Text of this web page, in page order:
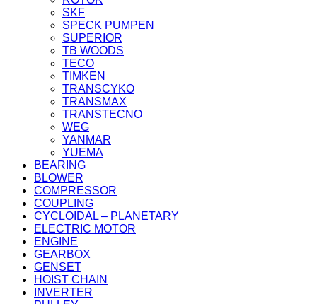
SKF
SPECK PUMPEN
SUPERIOR
TB WOODS
TECO
TIMKEN
TRANSCYKO
TRANSMAX
TRANSTECNO
WEG
YANMAR
YUEMA
BEARING
BLOWER
COMPRESSOR
COUPLING
CYCLOIDAL – PLANETARY
ELECTRIC MOTOR
ENGINE
GEARBOX
GENSET
HOIST CHAIN
INVERTER